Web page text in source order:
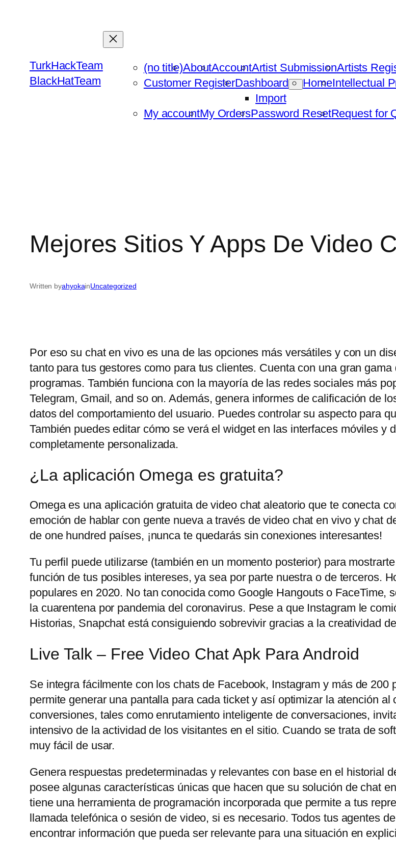
TurkHackTeam
BlackHatTeam
(no title)AboutAccountArtist SubmissionArtists
Customer RegisterDashboard
Import
HomeIntellectual
My accountMy OrdersPassword ResetRequest for
Mejores Sitios Y Apps De Video
Written byahyokainUncategorized
Por eso su chat en vivo es una de las opciones más versátiles y con un
tanto para tus gestores como para tus clientes. Cuenta con una gran
programas. También funciona con la mayoría de las redes sociales más
Telegram, Gmail, and so on. Además, genera informes de calificación de
datos del comportamiento del usuario. Puedes controlar su aspecto para
También puedes editar cómo se verá el widget en las interfaces móviles y
completamente personalizada.
¿La aplicación Omega es gratuita?
Omega es una aplicación gratuita de video chat aleatorio que te conecta
emoción de hablar con gente nueva a través de video chat en vivo y chat
de one hundred países, ¡nunca te quedarás sin conexiones interesantes!
Tu perfil puede utilizarse (también en un momento posterior) para
función de tus posibles intereses, ya sea por parte nuestra o de terceros.
populares en 2020. No tan conocida como Google Hangouts o FaceTime,
la cuarentena por pandemia del coronavirus. Pese a que Instagram le
Historias, Snapchat está consiguiendo sobrevivir gracias a la creatividad
Live Talk – Free Video Chat Apk Para Android
Se integra fácilmente con los chats de Facebook, Instagram y más de
permite generar una pantalla para cada ticket y así optimizar la atención
conversiones, tales como enrutamiento inteligente de conversaciones,
intensivo de la actividad de los visitantes en el sitio. Cuando se trata de
muy fácil de usar.
Genera respuestas predeterminadas y relevantes con base en el historial
posee algunas características únicas que hacen que su solución de chat
tiene una herramienta de programación incorporada que permite a tus
llamada telefónica o sesión de video, si es necesario. Todos tus agentes
encontrar información que pueda ser relevante para una situación en